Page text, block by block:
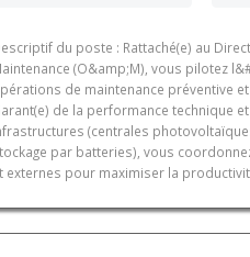
du poste : Rattaché(e) au
(O&amp;M), vous pilotez
de maintenance préventive
de la performance technique
(centrales
par batteries), vous
externes pour maximiser la